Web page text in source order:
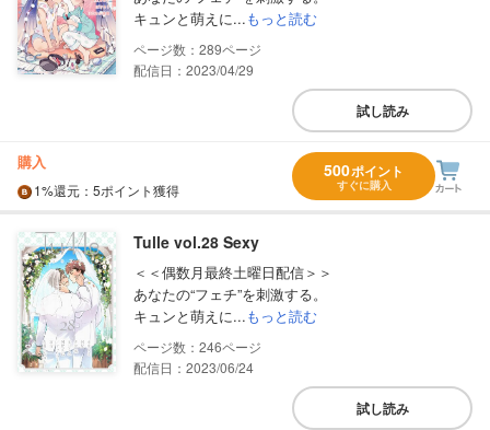
キュンと萌えに...もっと読む
289
配信日：2023/04/29
試し読み
購入
1%還元 ：5ポイント獲得
500ポイント
すぐに購入
Tulle vol.28 Sexy
＜＜偶数月最終土曜日配信＞＞
あなたの“フェチ”を刺激する。
キュンと萌えに...もっと読む
246
配信日：2023/06/24
試し読み